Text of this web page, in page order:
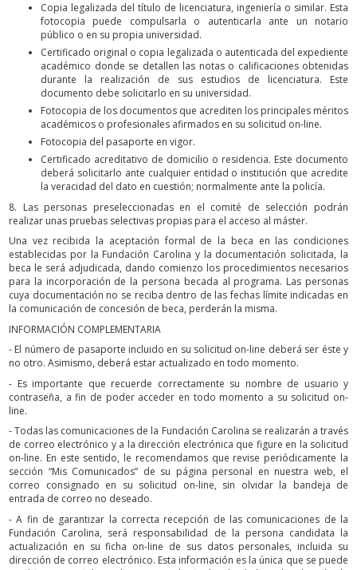
Copia legalizada del título de licenciatura, ingeniería o similar. Esta
fotocopia puede compulsarla o autenticarla ante un notario
público o en su propia universidad.
Certificado original o copia legalizada o autenticada del expediente
académico donde se detallen las notas o calificaciones obtenidas
durante la realización de sus estudios de licenciatura. Este
documento debe solicitarlo en su universidad.
Fotocopia de los documentos que acrediten los principales méritos
académicos o profesionales afirmados en su solicitud on-line.
Fotocopia del pasaporte en vigor.
Certificado acreditativo de domicilio o residencia. Este documento
deberá solicitarlo ante cualquier entidad o institución que acredite
la veracidad del dato en cuestión; normalmente ante la policía.
8. Las personas preseleccionadas en el comité de selección podrán
realizar unas pruebas selectivas propias para el acceso al máster.
Una vez recibida la aceptación formal de la beca en las condiciones
establecidas por la Fundación Carolina y la documentación solicitada, la
beca le será adjudicada, dando comienzo los procedimientos necesarios
para la incorporación de la persona becada al programa. Las personas
cuya documentación no se reciba dentro de las fechas límite indicadas en
la comunicación de concesión de beca, perderán la misma.
INFORMACIÓN COMPLEMENTARIA
- El número de pasaporte incluido en su solicitud on-line deberá ser éste y
no otro. Asimismo, deberá estar actualizado en todo momento.
- Es importante que recuerde correctamente su nombre de usuario y
contraseña, a fin de poder acceder en todo momento a su solicitud on-
line.
- Todas las comunicaciones de la Fundación Carolina se realizarán a través
de correo electrónico y a la dirección electrónica que figure en la solicitud
on-line. En este sentido, le recomendamos que revise periódicamente la
sección “Mis Comunicados” de su página personal en nuestra web, el
correo consignado en su solicitud on-line, sin olvidar la bandeja de
entrada de correo no deseado.
- A fin de garantizar la correcta recepción de las comunicaciones de la
Fundación Carolina, será responsabilidad de la persona candidata la
actualización en su ficha on-line de sus datos personales, incluida su
dirección de correo electrónico. Esta información es la única que se puede